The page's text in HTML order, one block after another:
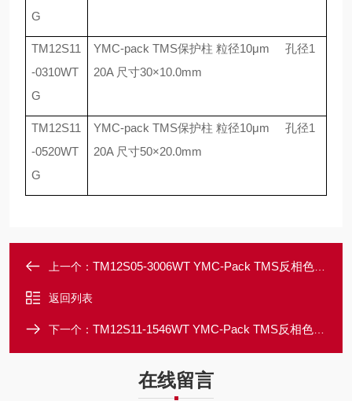
G
TM12S11
-0310WT
G
YMC-pack TMS保护柱 粒径10μm 孔径1
20A 尺寸30×10.0mm
TM12S11
-0520WT
G
YMC-pack TMS保护柱 粒径10μm 孔径1
20A 尺寸50×20.0mm
上一个： TM12S05-3006WT YMC-Pack TMS反相色谱柱
返回列表
下一个： TM12S11-1546WT YMC-Pack TMS反相色谱柱
在线留言